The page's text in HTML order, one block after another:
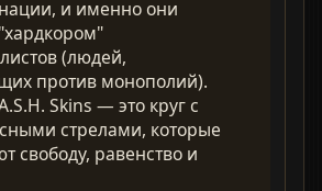
и именно они
(людей,
против монополий).
Skins — это круг с
стрелами, которые
свободу, равенство и